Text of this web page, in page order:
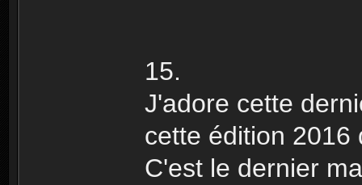
15.
J'adore cette
cette édition 2016
C'est le dernier